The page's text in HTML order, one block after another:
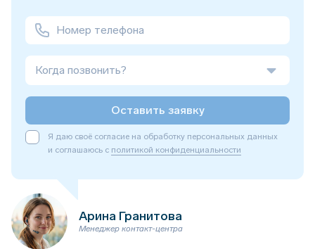
Когда позвонить?
Оставить заявку
Я даю своё согласие на обработку персональных данных
и соглашаюсь с политикой конфиденциальности
Арина Гранитова
Менеджер контакт-центра